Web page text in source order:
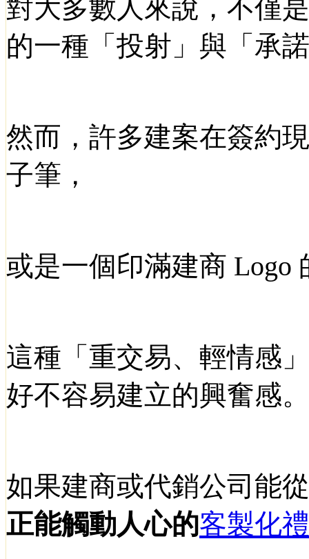
對大多數人來說，不僅
的一種「投射」與「承
然而，許多建案在簽約
子筆，
或是一個印滿建商 Logo
這種「重交易、輕情感
好不容易建立的興奮感。
如果建商或代銷公司能
正能觸動人心的客製化